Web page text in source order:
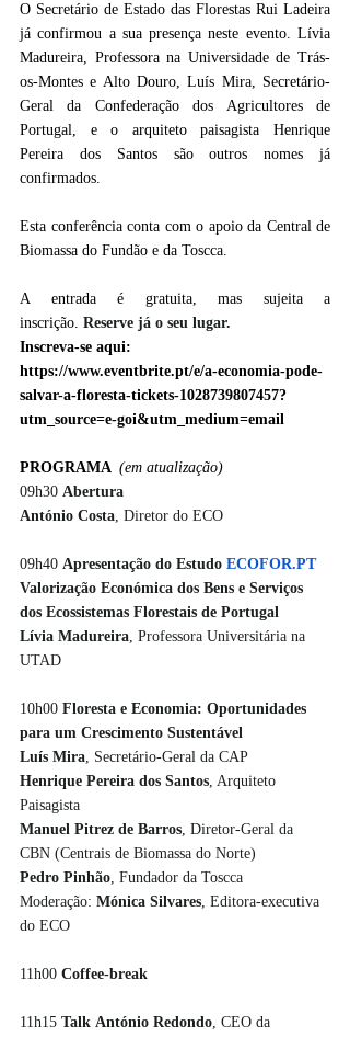
O Secretário de Estado das Florestas Rui Ladeira
já confirmou a sua presença neste evento. Lívia
Madureira, Professora na Universidade de Trás-
os-Montes e Alto Douro, Luís Mira, Secretário-
Geral da Confederação dos Agricultores de
Portugal, e o arquiteto paisagista Henrique
Pereira dos Santos são outros nomes já
confirmados.
Esta conferência conta com o apoio da Central de
Biomassa do Fundão e da Toscca.
A entrada é gratuita, mas sujeita a
inscrição. Reserve já o seu lugar.
Inscreva-se aqui:
https://www.eventbrite.pt/e/a-economia-pode-
salvar-a-floresta-tickets-1028739807457?
utm_source=e-goi&utm_medium=email
PROGRAMA (em atualização)
09h30 Abertura
António Costa, Diretor do ECO
09h40 Apresentação do Estudo ECOFOR.PT
Valorização Económica dos Bens e Serviços
dos Ecossistemas Florestais de Portugal
Lívia Madureira, Professora Universitária na
UTAD
10h00 Floresta e Economia: Oportunidades
para um Crescimento Sustentável
Luís Mira, Secretário-Geral da CAP
Henrique Pereira dos Santos, Arquiteto
Paisagista
Manuel Pitrez de Barros, Diretor-Geral da
CBN (Centrais de Biomassa do Norte)
Pedro Pinhão, Fundador da Toscca
Moderação: Mónica Silvares, Editora-executiva
11h00 Coffee-break
11h15 Talk António Redondo, CEO da